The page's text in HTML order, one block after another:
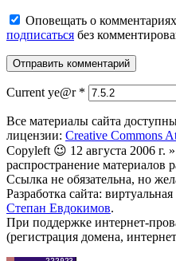
Оповещать о
подписаться без
Current ye@r *
Все материалы сайта
лицензии: Creative Commons
Copyleft 😉 12 августа 2006 г.
распространение материалов
Ссылка не обязательна, но
Разработка сайта:
Степан Евдокимов.
При поддержке интернет-
(регистрация домена,